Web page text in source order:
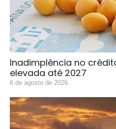
Inadimplência no
elevada até 2027
6 de agosto de 2026